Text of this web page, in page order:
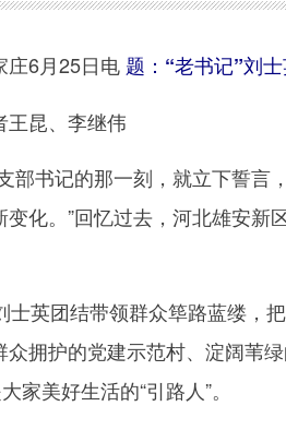
6月25日电 题：“老书记”刘
昆、李继伟
书记的那一刻，就立下誓言
变化。”回忆过去，河北雄安
英团结带领群众筚路蓝缕，
众拥护的党建示范村、淀阔苇
家美好生活的“引路人”。